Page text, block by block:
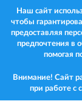
Наш сайт
чтобы
предоставляя
предпочтения в
помогая
Внимание! Сайт
при работе с